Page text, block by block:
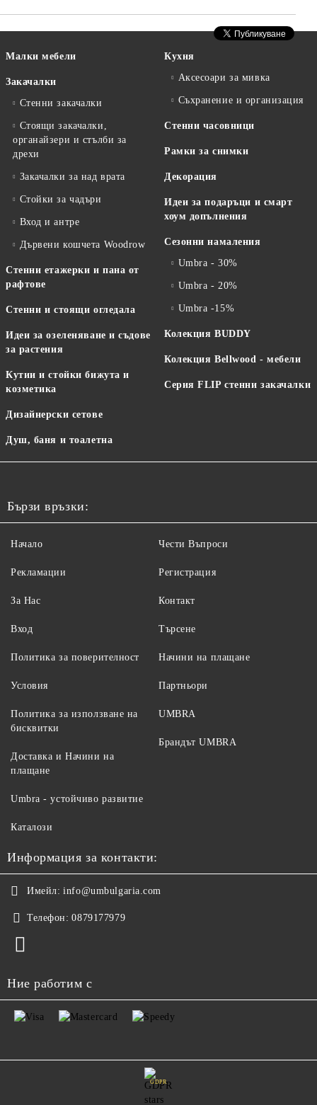
Малки мебели
Закачалки
Стенни закачалки
Стоящи закачалки,
органайзери и стълби за
дрехи
Закачалки за над врата
Стойки за чадъри
Вход и антре
Дървени кошчета Woodrow
Стенни етажерки и пана от
рафтове
Стенни и стоящи огледала
Идеи за озеленяване и съдове
за растения
Кутии и стойки бижута и
козметика
Дизайнерски сетове
Душ, баня и тоалетна
Кухня
Аксесоари за мивка
Съхранение и организация
Стенни часовници
Рамки за снимки
Декорация
Идеи за подаръци и смарт
хоум допълнения
Сезонни намаления
Umbra - 30%
Umbra - 20%
Umbra -15%
Колекция BUDDY
Колекция Bellwood - мебели
Серия FLIP стенни закачалки
Бързи връзки:
Начало
Рекламации
За Нас
Вход
Чести Въпроси
Регистрация
Контакт
Търсене
Политика за поверителност
Условия
Политика за използване на
бисквитки
Доставка и Начини на
плащане
Начини на плащане
Партньори
UMBRA
Брандът UMBRA
Umbra - устойчиво развитие
Каталози
Информация за контакти:
Имейл: info@umbulgaria.com
Телефон: 0879177979
Ние работим с
GDPR